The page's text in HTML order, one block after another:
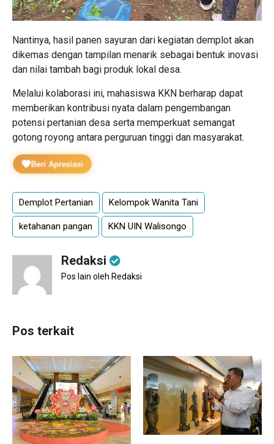
Nantinya, hasil panen sayuran dari kegiatan demplot akan
dikemas dengan tampilan menarik sebagai bentuk inovasi
dan nilai tambah bagi produk lokal desa.
Melalui kolaborasi ini, mahasiswa KKN berharap dapat
memberikan kontribusi nyata dalam pengembangan
potensi pertanian desa serta memperkuat semangat
gotong royong antara perguruan tinggi dan masyarakat.
Beri Apresiasi
Demplot Pertanian Kelompok Wanita Tani
ketahanan pangan KKN UIN Walisongo
Redaksi
Pos lain oleh Redaksi
Pos terkait